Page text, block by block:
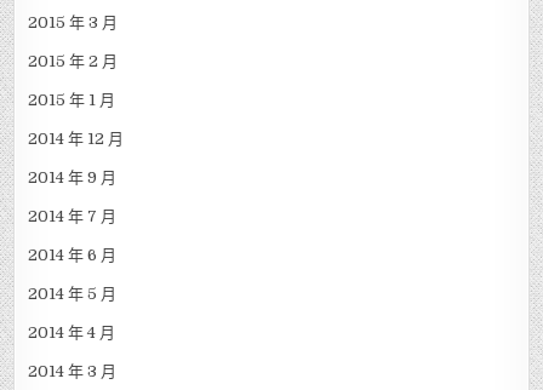
2015 年 3 月
2015 年 2 月
2015 年 1 月
2014 年 12 月
2014 年 9 月
2014 年 7 月
2014 年 6 月
2014 年 5 月
2014 年 4 月
2014 年 3 月